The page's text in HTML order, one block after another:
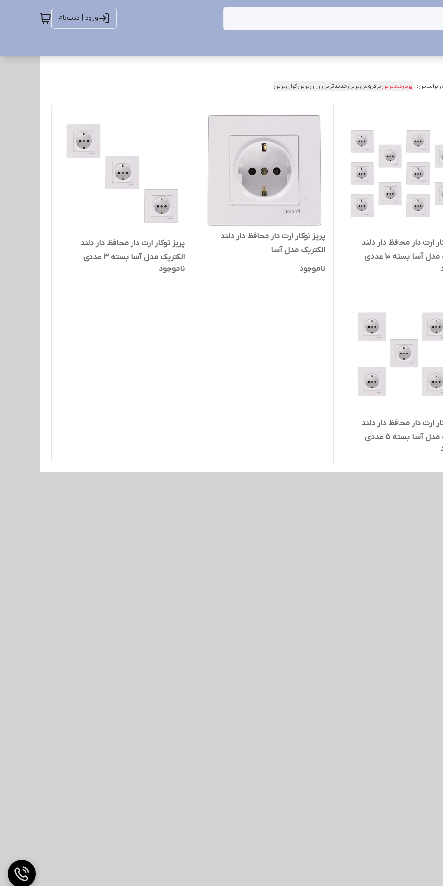
ورود | ثبت‌نام
براساس: پربازدیدترینپرفروش‌ترینجدیدترینارزان‌ترینگران‌ترین
ارت دار محافظ دار دلند
آسا بسته 10 عددی
پریز توکار ارت دار محافظ دار دلند
الکتریک مدل آسا
ناموجود
پریز توکار ارت دار محافظ دار دلند
الکتریک مدل آسا بسته 3 عددی
ناموجود
ارت دار محافظ دار دلند
آسا بسته 5 عددی